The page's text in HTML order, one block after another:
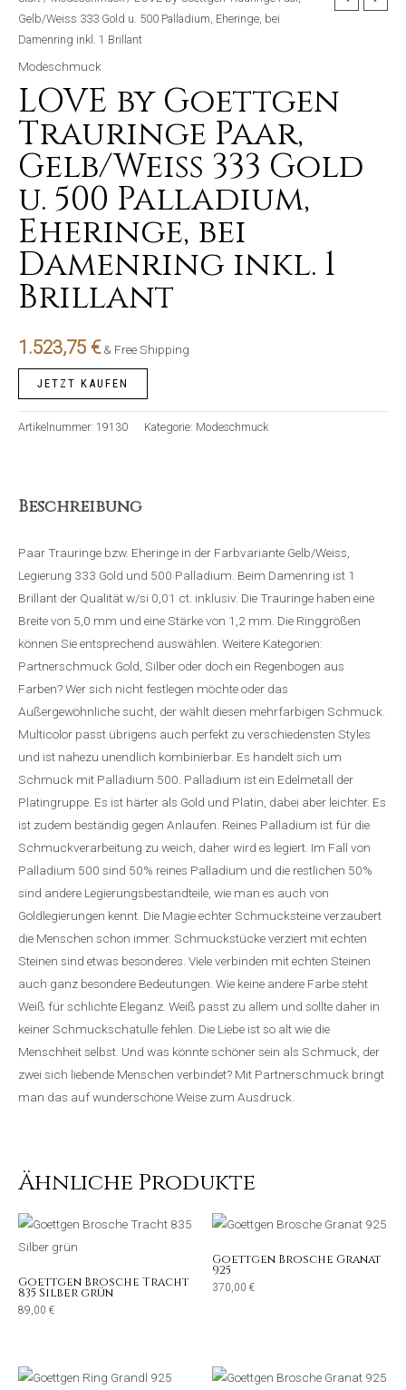
Gelb/Weiss 333 Gold u. 500 Palladium, Eheringe, bei
Damenring inkl. 1 Brillant
Modeschmuck
LOVE by Goettgen
Trauringe Paar,
Gelb/Weiss 333 Gold
u. 500 Palladium,
Eheringe, bei
Damenring inkl. 1
Brillant
1.523,75 € & Free Shipping
JETZT KAUFEN
Artikelnummer: 19130 Kategorie: Modeschmuck
Beschreibung
Paar Trauringe bzw. Eheringe in der Farbvariante Gelb/Weiss,
Legierung 333 Gold und 500 Palladium. Beim Damenring ist 1
Brillant der Qualität w/si 0,01 ct. inklusiv. Die Trauringe haben eine
Breite von 5,0 mm und eine Stärke von 1,2 mm. Die Ringgrößen
können Sie entsprechend auswählen. Weitere Kategorien:
Partnerschmuck Gold, Silber oder doch ein Regenbogen aus
Farben? Wer sich nicht festlegen möchte oder das
Außergewöhnliche sucht, der wählt diesen mehrfarbigen Schmuck.
Multicolor passt übrigens auch perfekt zu verschiedensten Styles
und ist nahezu unendlich kombinierbar. Es handelt sich um
Schmuck mit Palladium 500. Palladium ist ein Edelmetall der
Platingruppe. Es ist härter als Gold und Platin, dabei aber leichter. Es
ist zudem beständig gegen Anlaufen. Reines Palladium ist für die
Schmuckverarbeitung zu weich, daher wird es legiert. Im Fall von
Palladium 500 sind 50% reines Palladium und die restlichen 50%
sind andere Legierungsbestandteile, wie man es auch von
Goldlegierungen kennt. Die Magie echter Schmucksteine verzaubert
die Menschen schon immer. Schmuckstücke verziert mit echten
Steinen sind etwas besonderes. Viele verbinden mit echten Steinen
auch ganz besondere Bedeutungen. Wie keine andere Farbe steht
Weiß für schlichte Eleganz. Weiß passt zu allem und sollte daher in
keiner Schmuckschatulle fehlen. Die Liebe ist so alt wie die
Menschheit selbst. Und was könnte schöner sein als Schmuck, der
zwei sich liebende Menschen verbindet? Mit Partnerschmuck bringt
man das auf wunderschöne Weise zum Ausdruck.
Ähnliche Produkte
Goettgen Brosche Tracht
835 Silber grün
89,00 €
Goettgen Brosche Granat
925
370,00 €